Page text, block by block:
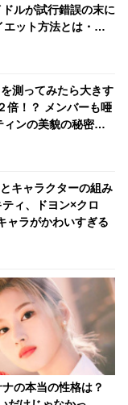
ルが試行錯誤の末に
ット方法とは・・
測ってみたら大きす
倍！？ メンバーも唖
ンの美貌の秘密が
キャラクターの組み
ィ、ドヨン×クロ
ャラがかわいすぎる
の本当の性格は？